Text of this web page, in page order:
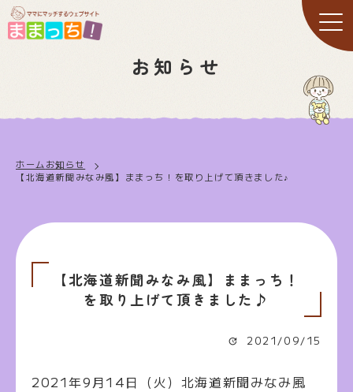
お知らせ
ホーム お知らせ
【北海道新聞みなみ風】ままっち！を取り上げて頂きました♪
【北海道新聞みなみ風】ままっち！
を取り上げて頂きました♪
2021/09/15
2021年9月14日（火）北海道新聞みなみ風